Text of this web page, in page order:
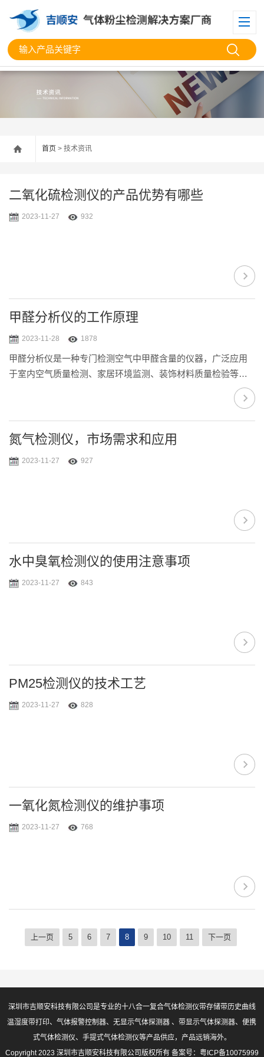
首页 > 技术资讯
二氧化硫检测仪的产品优势有哪些
2023-11-27 932
甲醛分析仪的工作原理
2023-11-28 1878
甲醛分析仪是一种专门检测空气中甲醛含量的仪器，广泛应用
于室内空气质量检测、家居环境监测、装饰材料质量检验等领
域。它的工作原理可以概括为三个步骤。 **步是采样。甲
醛分析仪通过采样头将空气中的颗粒物和气态甲醛分离，同时
通过加热换气的方式将采样头里的空气排出，保证下一次采样
的准确性。采样头内部具有高效净化剂，可以有效地吸附和过
氮气检测仪，市场需求和应用
2023-11-27 927
水中臭氧检测仪的使用注意事项
2023-11-27 843
PM25检测仪的技术工艺
2023-11-27 828
一氧化氮检测仪的维护事项
2023-11-27 768
上一页 5 6 7 8 9 10 11 下一页
深圳市吉顺安科技有限公司是专业的十八合一复合气体检测仪带存储带历史曲线
温湿度带打印、气体报警控制器、无显示气体探测器 、带显示气体探测器、便携
式气体检测仪、手提式气体检测仪等产品供应，产品远销海外。
Copyright 2023 深圳市吉顺安科技有限公司版权所有 备案号： 粤ICP备10075999